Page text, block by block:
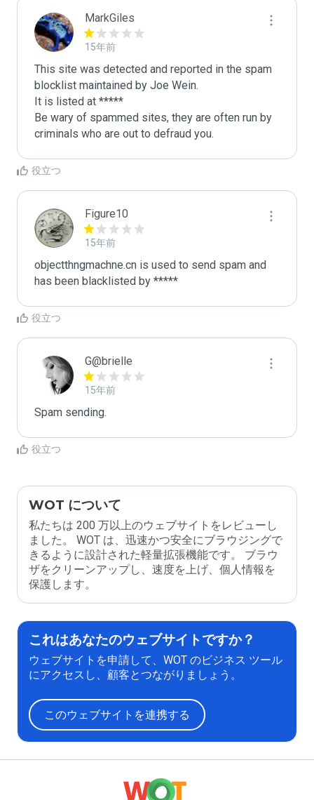
MarkGiles
15年前
This site was detected and reported in the spam
blocklist maintained by Joe Wein.
It is listed at *****
Be wary of spammed sites, they are often run by
criminals who are out to defraud you.
役立つ
Figure10
15年前
objectthngmachne.cn is used to send spam and
has been blacklisted by *****
役立つ
G@brielle
15年前
Spam sending.
役立つ
WOT について
私たちは 200 万以上のウェブサイトをレビューし
ました。 WOT は、迅速かつ安全にブラウジングで
きるように設計された軽量拡張機能です。 ブラウ
ザをクリーンアップし、速度を上げ、個人情報を
保護します。
これはあなたのウェブサイトですか？
ウェブサイトを申請して、WOT のビジネス ツール
にアクセスし、顧客とつながりましょう。
このウェブサイトを連携する